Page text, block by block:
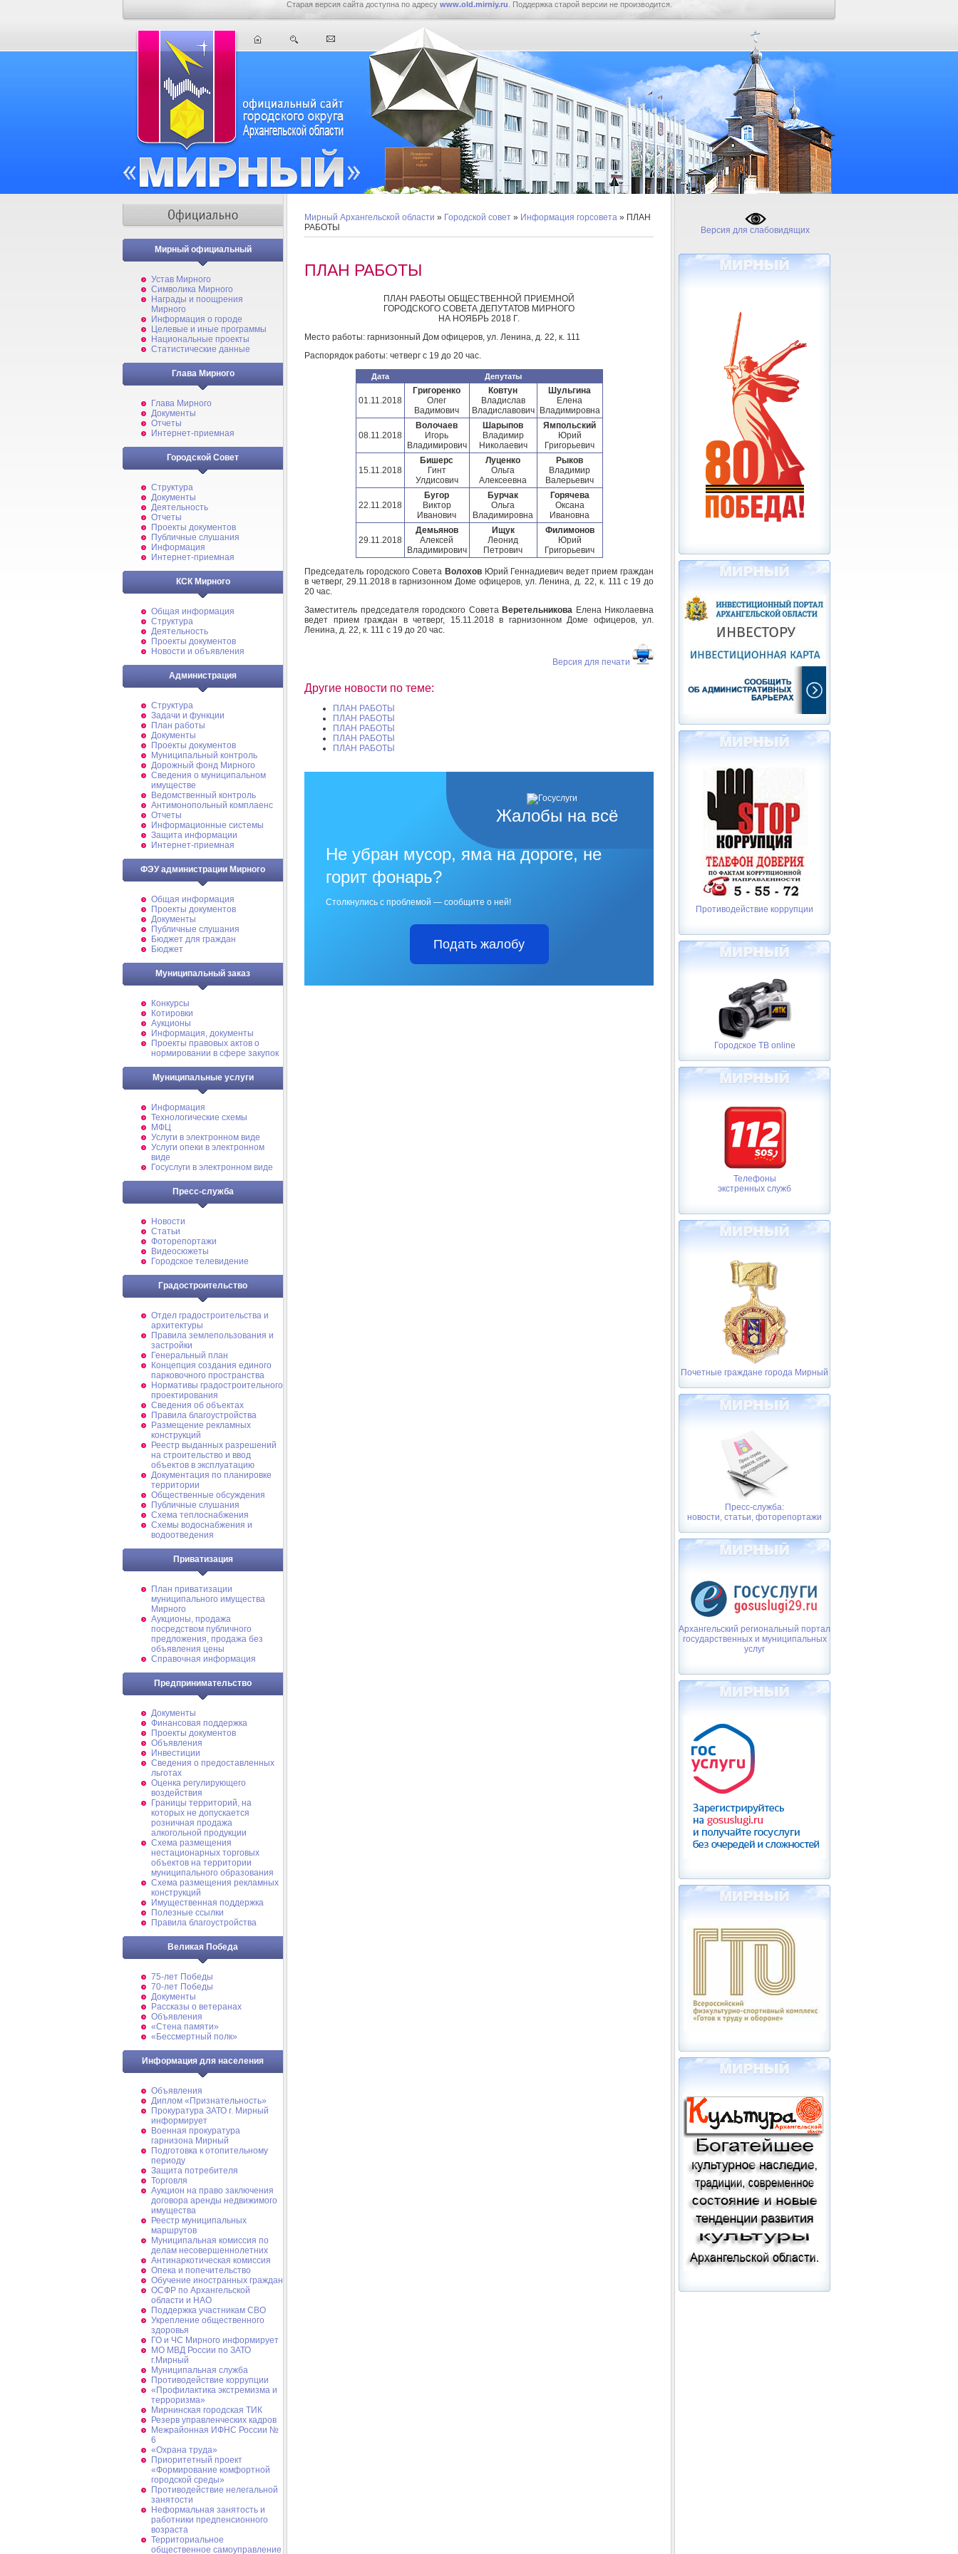
Старая версия сайта доступна по адресу www.old.mirniy.ru . Поддержка старой версии не производится.
Мирный официальный
Устав Мирного
Символика Мирного
Награды и поощрения
Мирного
Информация о городе
Целевые и иные программы
Национальные проекты
Статистические данные
Глава Мирного
Глава Мирного
Документы
Отчеты
Интернет-приемная
Городской Совет
Структура
Документы
Деятельность
Отчеты
Проекты документов
Публичные слушания
Информация
Интернет-приемная
КСК Мирного
Общая информация
Структура
Деятельность
Проекты документов
Новости и объявления
Администрация
Структура
Задачи и функции
План работы
Документы
Проекты документов
Муниципальный контроль
Дорожный фонд Мирного
Cведения о муниципальном
имуществе
Ведомственный контроль
Антимонопольный комплаенс
Отчеты
Информационные системы
Защита информации
Интернет-приемная
ФЭУ администрации Мирного
Общая информация
Проекты документов
Документы
Публичные слушания
Бюджет для граждан
Бюджет
Муниципальный заказ
Конкурсы
Котировки
Аукционы
Информация, документы
Проекты правовых актов о
нормировании в сфере закупок
Муниципальные услуги
Информация
Технологические схемы
МФЦ
Услуги в электронном виде
Услуги опеки в электронном
виде
Госуслуги в электронном виде
Пресс-служба
Новости
Статьи
Фоторепортажи
Видеосюжеты
Городское телевидение
Градостроительство
Отдел градостроительства и
архитектуры
Правила землепользования и
застройки
Генеральный план
Концепция создания единого
парковочного пространства
Нормативы градостроительного
проектирования
Сведения об объектах
Правила благоустройства
Размещение рекламных
конструкций
Реестр выданных разрешений
на строительство и ввод
объектов в эксплуатацию
Документация по планировке
территории
Общественные обсуждения
Публичные слушания
Схема теплоснабжения
Схемы водоснабжения и
водоотведения
Приватизация
План приватизации
муниципального имущества
Мирного
Аукционы, продажа
посредством публичного
предложения, продажа без
объявления цены
Справочная информация
Предпринимательство
Документы
Финансовая поддержка
Проекты документов
Объявления
Инвестиции
Сведения о предоставленных
льготах
Оценка регулирующего
воздействия
Границы территорий, на
которых не допускается
розничная продажа
алкогольной продукции
Схема размещения
нестационарных торговых
объектов на территории
муниципального образования
Схема размещения рекламных
конструкций
Имущественная поддержка
Полезные ссылки
Правила благоустройства
Великая Победа
75-лет Победы
70-лет Победы
Документы
Рассказы о ветеранах
Объявления
«Стена памяти»
«Бессмертный полк»
Информация для населения
Объявления
Диплом «Признательность»
Прокуратура ЗАТО г. Мирный
информирует
Военная прокуратура
гарнизона Мирный
Подготовка к отопительному
периоду
Защита потребителя
Торговля
Аукцион на право заключения
договора аренды недвижимого
имущества
Реестр муниципальных
маршрутов
Муниципальная комиссия по
делам несовершеннолетних
Антинаркотическая комиссия
Опека и попечительство
Обучение иностранных граждан
ОСФР по Архангельской
области и НАО
Поддержка участникам СВО
Укрепление общественного
здоровья
ГО и ЧС Мирного информирует
МО МВД России по ЗАТО
г.Мирный
Муниципальная cлужба
Противодействие коррупции
«Профилактика экстремизма и
терроризма»
Мирнинская городская ТИК
Резерв управленческих кадров
Межрайонная ИФНС России №
6
«Охрана труда»
Приоритетный проект
«Формирование комфортной
городской среды»
Противодействие нелегальной
занятости
Неформальная занятость и
работники предпенсионного
возраста
Территориальное
общественное самоуправление
Мирный Архангельской области » Городской совет » Информация горсовета » ПЛАН
РАБОТЫ
ПЛАН РАБОТЫ
ПЛАН РАБОТЫ ОБЩЕСТВЕННОЙ ПРИЕМНОЙ
ГОРОДСКОГО СОВЕТА ДЕПУТАТОВ МИРНОГО
НА НОЯБРЬ 2018 Г.
Место работы: гарнизонный Дом офицеров, ул. Ленина, д. 22, к. 111
Распорядок работы: четверг с 19 до 20 час.
Дата Депутаты
01.11.2018
Григоренко
Олег
Вадимович
Ковтун
Владислав
Владиславович
Шульгина
Елена
Владимировна
08.11.2018
Волочаев
Игорь
Владимирович
Шарыпов
Владимир
Николаевич
Ямпольский
Юрий
Григорьевич
15.11.2018
Бишерс
Гинт
Улдисович
Луценко
Ольга
Алексеевна
Рыков
Владимир
Валерьевич
22.11.2018
Бугор
Виктор
Иванович
Бурчак
Ольга
Владимировна
Горячева
Оксана
Ивановна
29.11.2018
Демьянов
Алексей
Владимирович
Ищук
Леонид
Петрович
Филимонов
Юрий
Григорьевич
Председатель городского Совета Волохов Юрий Геннадиевич ведет прием граждан
в четверг, 29.11.2018 в гарнизонном Доме офицеров, ул. Ленина, д. 22, к. 111 с 19 до
20 час.
Заместитель председателя городского Совета Веретельникова Елена Николаевна
ведет прием граждан в четверг, 15.11.2018 в гарнизонном Доме офицеров, ул.
Ленина, д. 22, к. 111 с 19 до 20 час.
Версия для печати
Другие новости по теме:
ПЛАН РАБОТЫ
ПЛАН РАБОТЫ
ПЛАН РАБОТЫ
ПЛАН РАБОТЫ
ПЛАН РАБОТЫ
Жалобы на всё
Не убран мусор, яма на дороге, не
горит фонарь?
Столкнулись с проблемой — сообщите о ней!
Подать жалобу
Версия для слабовидящих
Противодействие коррупции
Городское ТВ online
Телефоны
экстренных служб
Почетные граждане города Мирный
Пресс-служба:
новости, статьи, фоторепортажи
Архангельский региональный портал
государственных и муниципальных
услуг